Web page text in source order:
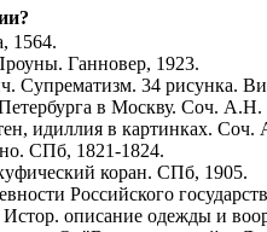
1564.
Ганновер, 1923.
Супрематизм. 34 рисунка.
в Москву. Соч.
идиллия в картинках.
СПб, 1821-1824.
коран. СПб, 1905.
Российского
описание одежды и